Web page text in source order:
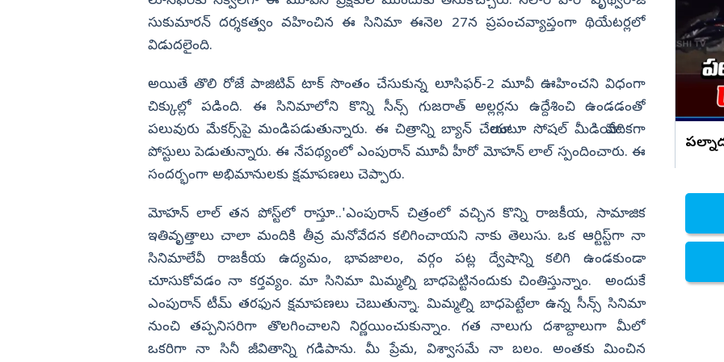
విజయనగరం
పశ్చిమ గోదావరి
ఏలూరు
వైఎస్సార్
అన్నమయ్య
నిజామాబాద్
రంగారెడ్డి
వికారాబాద్
వరంగల్
హన్మకొండ
జయశంకర్
మహబూబాబాద్
ములుగు
సుకుమారన్ దర్శకత్వం వహించిన ఈ సినిమా ఈనెల 27న ప్రపంచవ్యాప్తంగా థియేటర్లలో
విడుదలైంది.
అయితే తొలి రోజే పాజిటివ్ టాక్ సొంతం చేసుకున్న లూసిఫర్-2 మూవీ ఊహించని విధంగా
చిక్కుల్లో పడింది. ఈ సినిమాలోని కొన్ని సీన్స్ గుజరాత్‌ అల్లర్లను ఉద్దేశించి ఉండడంతో
పలువురు మేకర్స్‌పై మండిపడుతున్నారు. ఈ చిత్రాన్ని బ్యాన్ చేయాలంటూ సోషల్ మీడియా వేదికగా
పోస్టులు పెడుతున్నారు. ఈ నేపథ్యంలో ఎంపురాన్ మూవీ హీరో మోహన్ లాల్ స్పందించారు. ఈ
సందర్భంగా అభిమానులకు క్షమాపణలు చెప్పారు.
మోహన్ లాల్‌ తన పోస్ట్‌లో రాస్తూ..'ఎంపురాన్ చిత్రంలో వచ్చిన కొన్ని రాజకీయ, సామాజిక
ఇతివృత్తాలు చాలా మందికి తీవ్ర మనోవేదన కలిగించాయని నాకు తెలుసు. ఒక ఆర్టిస్ట్‌గా నా
సినిమాలేవీ రాజకీయ ఉద్యమం, భావజాలం, వర్గం పట్ల ద్వేషాన్ని కలిగి ఉండకుండా
చూసుకోవడం నా కర్తవ్యం. మా సినిమా మిమ్మల్ని బాధపెట్టినందుకు చింతిస్తున్నాం. అందుకే
ఎంపురాన్ టీమ్ తరఫున క్షమాపణలు చెబుతున్నా. మిమ్మల్ని బాధపెట్టేలా ఉన్న సీన్స్‌ సినిమా
నుంచి తప్పనిసరిగా తొలగించాలని నిర్ణయించుకున్నాం. గత నాలుగు దశాబ్దాలుగా మీలో
ఒకరిగా నా సినీ జీవితాన్ని గడిపాను. మీ ప్రేమ, విశ్వాసమే నా బలం. అంతకు మించిన
అయ్యా గూండా ఉమా.. నిన్ను లోకేష్
మింగేయడం ఖాయం..!
UPI యూజర్స్ కు బిగ్ షాక్..? ఇక బాదుడే
బాదుడు